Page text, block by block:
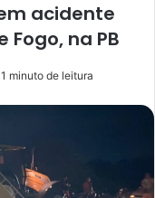
acidente
na PB
1 minuto de leitura